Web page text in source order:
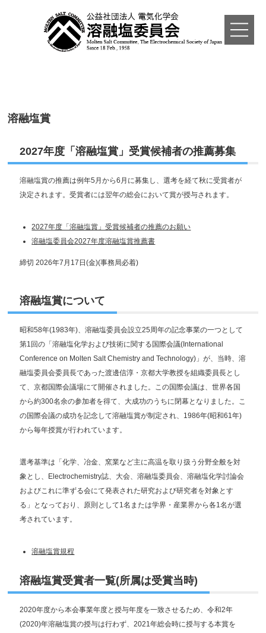
本委員会について
溶融塩とは
イベント
各賞
溶融塩賞
2027年度「溶融塩賞」受賞候補者の推薦募集
溶融塩賞の推薦は例年5月から6月に募集し、選考を経て秋に受賞者が
決定されます。受賞者には翌年の総会において賞が授与されます。
2027年度「溶融塩賞」受賞候補者の推薦のお願い
溶融塩委員会2027年度溶融塩賞推薦書
締切 2026年7月17日(金)(事務局必着)
溶融塩賞について
昭和58年(1983年)、溶融塩委員会設立25周年の記念事業の一つとして
第1回の「溶融塩化学および技術に関する国際会議(International
Conference on Molten Salt Chemistry and Technology)」が、当時、溶
融塩委員会委員長であった渡邊信淳・京都大学教授を組織委員長とし
て、京都国際会議場にて開催されました。この国際会議は、世界各国
から約300名余の参加者を得て、大成功のうちに閉幕となりました。こ
の国際会議の成功を記念して溶融塩賞が制定され、1986年(昭和61年)
から毎年授賞が行われています。
選考基準は「化学、冶金、窯業など主に高温を取り扱う分野全般を対
象とし、Electrochemistry誌、大会、溶融塩委員会、溶融塩化学討論会
およびこれに準ずる会にて発表された研究および研究者を対象とす
る」となっており、原則として1名または学界・産業界から各1名が選
考されています。
溶融塩賞規程
溶融塩賞受賞者一覧(所属は受賞当時)
2020年度から本会事業年度と授与年度を一致させるため、令和2年
(2020)年溶融塩賞の授与は行わず、2021年総会時に授与する本賞を